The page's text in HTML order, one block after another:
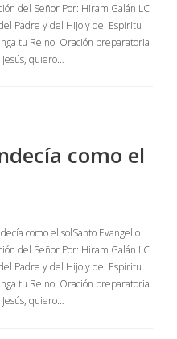
del Señor Por: Hiram Galán LC
Padre y del Hijo y del Espíritu
tu Reino! Oración preparatoria
quiero…
como el
como el solSanto Evangelio
del Señor Por: Hiram Galán LC
Padre y del Hijo y del Espíritu
tu Reino! Oración preparatoria
quiero…